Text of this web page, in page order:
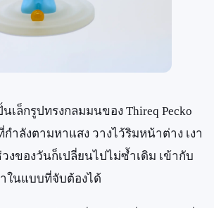
เล็กรูปทรงกลมมนของ Thireq Pecko
กำลังตามหาแสง วางไว้ริมหน้าต่าง เงา
ของวันก็เปลี่ยนไปไม่ซ้ำเดิม เข้ากับ
าในแบบที่จับต้องได้